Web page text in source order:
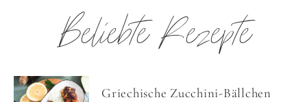
Beliebte Rezepte
Griechische Zucchini-Bällchen